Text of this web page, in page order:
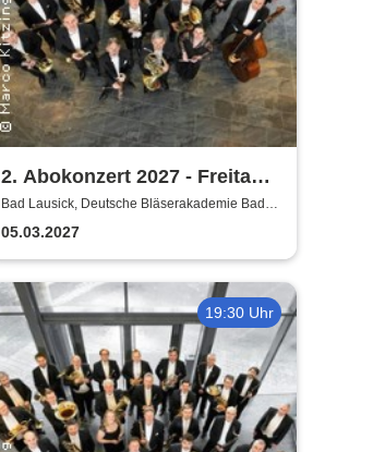
2. Abokonzert 2027 - Freitag |
Sächsische
Bläserphilharmonie
Bad Lausick, Deutsche Bläserakademie Bad
Lausick
05.03.2027
19:30 Uhr